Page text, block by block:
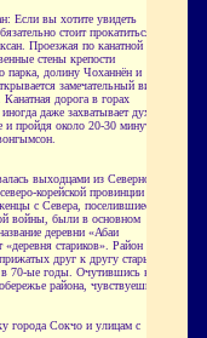
Если вы хотите увидеть
стоит прокатиться
Проезжая по канатной
стены крепости
парка, долину Чоханнён и
замечательный вид
дорога в горах
даже захватывает дух.
пройдя около 20-30 минут,
выходцами из Северной
корейской провинции
с Севера, поселившиеся
войны, были в основном
деревни «Абаи
стариков». Район
друг к другу старых
70-ые годы. Очутившись на
района, чувствуешь
города Сокчо и улицам с